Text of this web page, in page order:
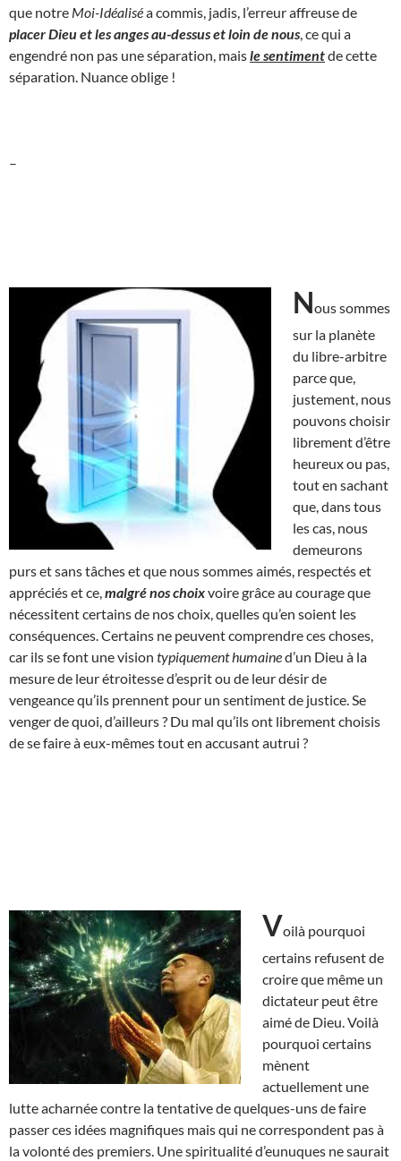
que notre Moi-Idéaliséa commis, jadis, l’erreur affreuse de
placer Dieu et les anges au-dessus et loin de nous , ce qui a
engendré non pas une séparation, maisle sentimentde cette
séparation. Nuance oblige !
–
Nous sommes
sur la planète
du libre-arbitre
parce que,
justement, nous
pouvons choisir
librement d’être
heureux ou pas,
tout en sachant
que, dans tous
les cas, nous
demeurons
purs et sans tâches et que nous sommes aimés, respectés et
appréciés et ce, malgré nos choixvoire grâce au courage que
nécessitent certains de nos choix, quelles qu’en soient les
conséquences. Certains ne peuvent comprendre ces choses,
car ils se font une vision typiquement humained’un Dieu à la
mesure de leur étroitesse d’esprit ou de leur désir de
vengeance qu’ils prennent pour un sentiment de justice. Se
venger de quoi, d’ailleurs ? Du mal qu’ils ont librement choisis
de se faire à eux-mêmes tout en accusant autrui ?
Voilà pourquoi
certains refusent de
croire que même un
dictateur peut être
aimé de Dieu. Voilà
pourquoi certains
mènent
actuellement une
lutte acharnée contre la tentative de quelques-uns de faire
passer ces idées magnifiques mais qui ne correspondent pas à
la volonté des premiers. Une spiritualité d’eunuques ne saurait